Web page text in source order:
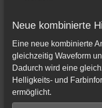
Neue kombinierte
Eine neue kombinierte
gleichzeitig Waveform
Dadurch wird eine
Helligkeits- und
ermöglicht.